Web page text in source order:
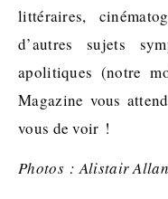
littéraires,
d’autres sujets
apolitiques (notre
Magazine vous
vous de voir !
Photos : Alistair